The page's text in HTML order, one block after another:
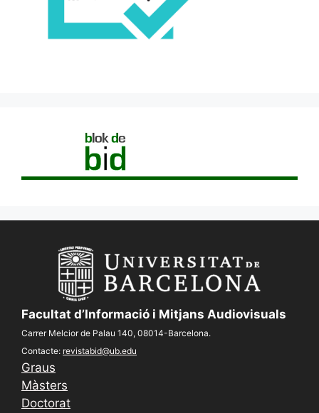
Facultat d’Informació i Mitjans Audiovisuals
Carrer Melcior de Palau 140, 08014-Barcelona.
Contacte: revistabid@ub.edu
Graus
Màsters
Doctorat